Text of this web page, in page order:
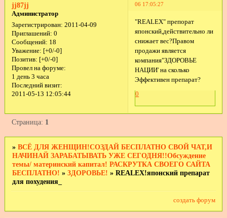
06 17:05:27
jj87jj
Администратор
Зарегистрирован: 2011-04-09
Приглашений: 0
Сообщений: 18
Уважение: [+0/-0]
Позитив: [+0/-0]
Провел на форуме:
1 день 3 часа
Последний визит:
2011-05-13 12:05:44
"REALEX" препорат
японский,действительно ли
снижает вес?Правом
продажи является
компания"ЗДОРОВЬЕ
НАЦИИ' на сколько
Эффективен препарат?
0
Страница: 1
» ВСЁ ДЛЯ ЖЕНЩИН!СОЗДАЙ БЕСПЛАТНО СВОЙ ЧАТ,И
НАЧИНАЙ ЗАРАБАТЫВАТЬ УЖЕ СЕГОДНЯ!!Обсуждение
темы/ материнский капитал! РАСКРУТКА СВОЕГО САЙТА
БЕСПЛАТНО! » 3ДОРОВЬЕ! » REALEX!японский препарат
для похудения_
создать форум